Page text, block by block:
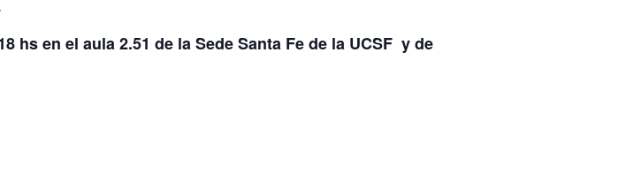
hs en el aula 2.51 de la Sede Santa Fe de la UCSF y de